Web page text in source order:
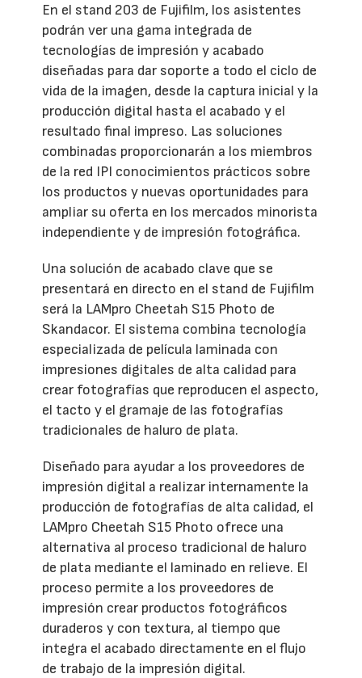
En el stand 203 de Fujifilm, los asistentes
podrán ver una gama integrada de
tecnologías de impresión y acabado
diseñadas para dar soporte a todo el ciclo de
vida de la imagen, desde la captura inicial y la
producción digital hasta el acabado y el
resultado final impreso. Las soluciones
combinadas proporcionarán a los miembros
de la red IPI conocimientos prácticos sobre
los productos y nuevas oportunidades para
ampliar su oferta en los mercados minorista
independiente y de impresión fotográfica.
Una solución de acabado clave que se
presentará en directo en el stand de Fujifilm
será la LAMpro Cheetah S15 Photo de
Skandacor. El sistema combina tecnología
especializada de película laminada con
impresiones digitales de alta calidad para
crear fotografías que reproducen el aspecto,
el tacto y el gramaje de las fotografías
tradicionales de haluro de plata.
Diseñado para ayudar a los proveedores de
impresión digital a realizar internamente la
producción de fotografías de alta calidad, el
LAMpro Cheetah S15 Photo ofrece una
alternativa al proceso tradicional de haluro
de plata mediante el laminado en relieve. El
proceso permite a los proveedores de
impresión crear productos fotográficos
duraderos y con textura, al tiempo que
integra el acabado directamente en el flujo
de trabajo de la impresión digital.